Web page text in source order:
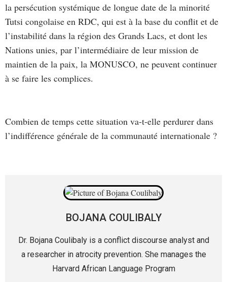
la persécution systémique de longue date de la minorité
Tutsi congolaise en RDC, qui est à la base du conflit et de
l’instabilité dans la région des Grands Lacs, et dont les
Nations unies, par l’intermédiaire de leur mission de
maintien de la paix, la MONUSCO, ne peuvent continuer
à se faire les complices.
Combien de temps cette situation va-t-elle perdurer dans
l’indifférence générale de la communauté internationale ?
BOJANA COULIBALY
Dr. Bojana Coulibaly is a conflict discourse analyst and
a researcher in atrocity prevention. She manages the
Harvard African Language Program